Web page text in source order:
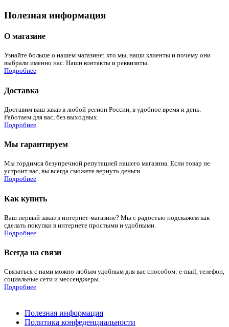
Полезная информация
О магазине
Узнайте больше о нашем магазине: кто мы, наши клиенты и почему они
выбрали именно нас. Наши контакты и реквизиты.
Подробнее
Доставка
Доставим ваш заказ в любой регион России, в удобное время и день.
Работаем для вас, без выходных.
Подробнее
Мы гарантируем
Мы гордимся безупречной репутацией нашего магазина. Если товар не
устроит вас, вы всегда сможете вернуть деньги.
Подробнее
Как купить
Ваш первый заказ в интернет-магазине? Мы с радостью подскажем как
сделать покупки в интернете простыми и удобными.
Подробнее
Всегда на связи
Связаться с нами можно любым удобным для вас способом: e-mail, телефон,
социальные сети и мессенджеры.
Подробнее
Полезная информация
Политика конфеденциальности